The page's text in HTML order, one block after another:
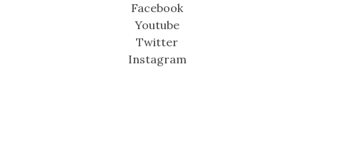
Facebook
Youtube
Twitter
Instagram